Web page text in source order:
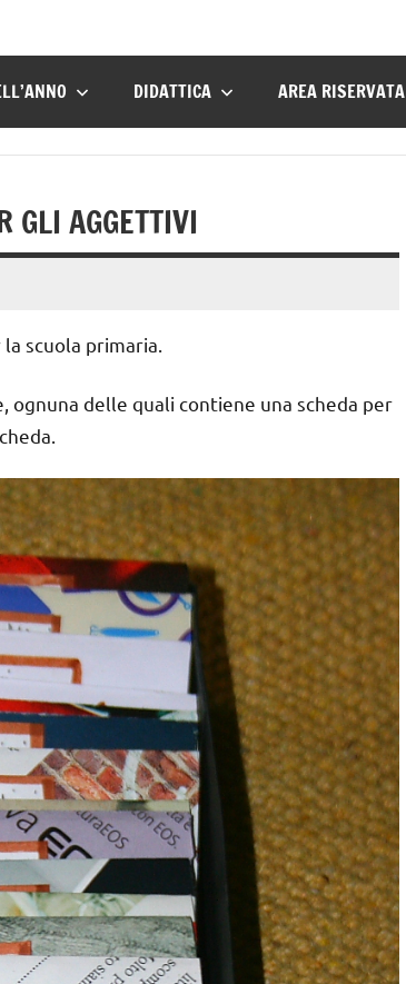
DIDATTICA AREA RISERVATA
AGGETTIVI
scuola primaria.
delle quali contiene una scheda per